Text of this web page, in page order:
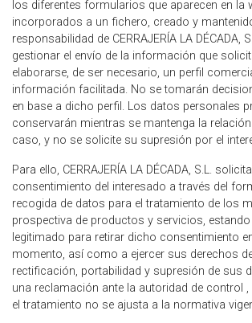
los diferentes formularios que aparecen en la
incorporados a un fichero, creado y
responsabilidad de CERRAJERÍA LA DÉCADA,
gestionar el envío de la información que
elaborarse, de ser necesario, un perfil
información facilitada. No se tomarán
en base a dicho perfil. Los datos personales
conservarán mientras se mantenga la
caso, y no se solicite su supresión por el
Para ello, CERRAJERÍA LA DÉCADA, S.L.
consentimiento del interesado a través del
recogida de datos para el tratamiento de los
prospectiva de productos y servicios, estando
legitimado para retirar dicho consentimiento
momento, así como a ejercer sus derechos
rectificación, portabilidad y supresión de sus
una reclamación ante la autoridad de control
el tratamiento no se ajusta a la normativa